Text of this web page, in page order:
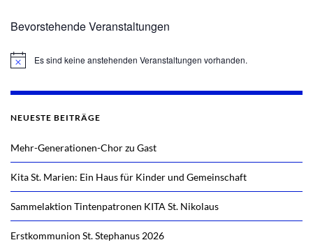
Bevorstehende Veranstaltungen
HinweisEs sind keine anstehenden Veranstaltungen vorhanden.
NEUESTE BEITRÄGE
Mehr-Generationen-Chor zu Gast
Kita St. Marien: Ein Haus für Kinder und Gemeinschaft
Sammelaktion Tintenpatronen KITA St. Nikolaus
Erstkommunion St. Stephanus 2026